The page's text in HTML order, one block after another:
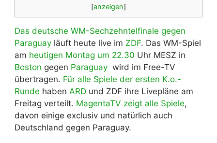
[anzeigen]
Das deutsche WM-Sechzehntelfinale gegen
Paraguay läuft heute live im ZDF. Das WM-Spiel
am heutigen Montag um 22.30 Uhr MESZ in
Boston gegen Paraguay wird im Free-TV
übertragen. Für alle Spiele der ersten K.o.-
Runde haben ARD und ZDF ihre Livepläne am
Freitag verteilt. MagentaTV zeigt alle Spiele,
davon einige exclusiv und natürlich auch
Deutschland gegen Paraguay.